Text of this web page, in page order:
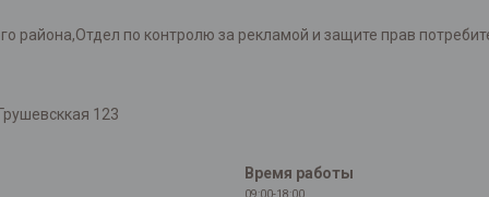
района,Отдел по контролю за рекламой и защите прав
123
Время работы